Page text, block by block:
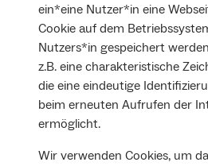
ein*eine Nutzer*in eine
Cookie auf dem
Nutzers*in gespeichert
z.B. eine charakteristische
die eine eindeutige
beim erneuten Aufrufen der
ermöglicht.
Wir verwenden Cookies, um